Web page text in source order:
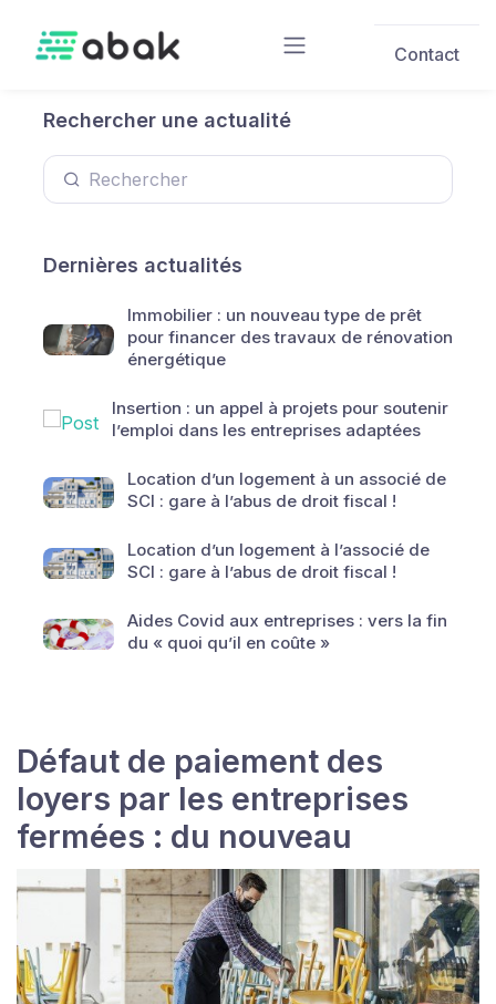
Contact
Rechercher une actualité
Dernières actualités
Immobilier : un nouveau type de prêt
pour financer des travaux de rénovation
énergétique
Insertion : un appel à projets pour soutenir
l’emploi dans les entreprises adaptées
Location d’un logement à un associé de
SCI : gare à l’abus de droit fiscal !
Location d’un logement à l’associé de
SCI : gare à l’abus de droit fiscal !
Aides Covid aux entreprises : vers la fin
du « quoi qu’il en coûte »
Défaut de paiement des
loyers par les entreprises
fermées : du nouveau